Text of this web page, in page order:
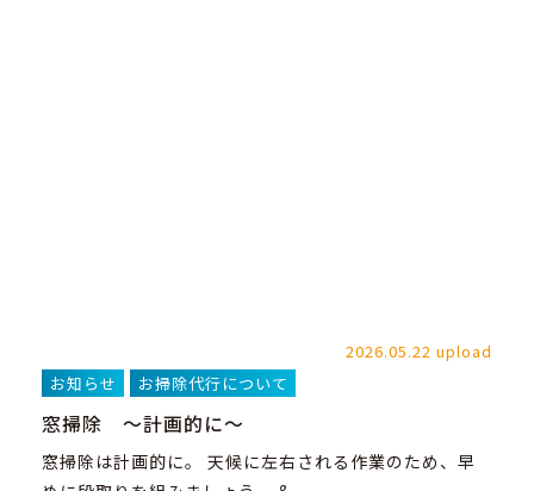
2026.05.22 upload
お知らせ
お掃除代行について
窓掃除 ～計画的に～
窓掃除は計画的に。 天候に左右される作業のため、早